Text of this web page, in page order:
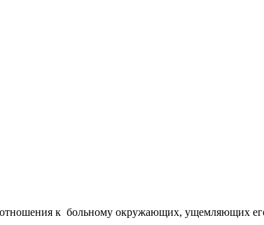
к больному окружающих, ущемляющих